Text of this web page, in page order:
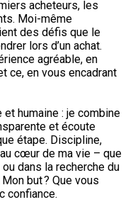
acheteurs, les
Moi-même
des défis que le
lors d’un achat.
agréable, en
ce, en vous encadrant
humaine : je combine
et écoute
étape. Discipline,
cœur de ma vie – que
dans la recherche du
but ? Que vous
confiance.